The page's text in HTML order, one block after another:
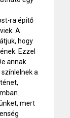
ra építő
A
hogy
Ezzel
annak
a
mert